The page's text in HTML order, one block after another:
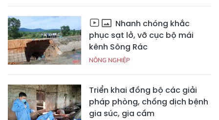
Nhanh chóng khắc
phục sạt lở, vỡ cục bộ mái
kênh Sông Rác
NÔNG NGHIỆP
Triển khai đồng bộ các giải
pháp phòng, chống dịch bệnh
gia súc, gia cầm